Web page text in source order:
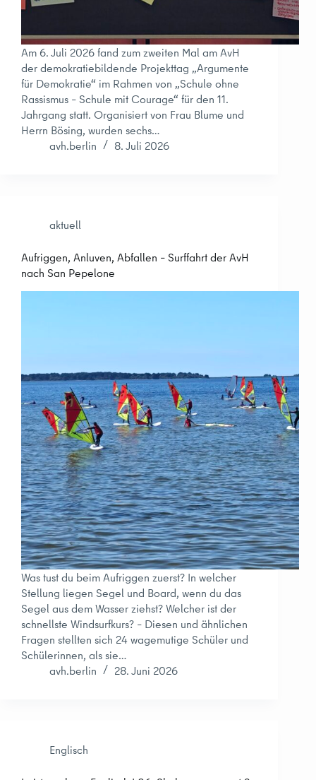
Am 6. Juli 2026 fand zum zweiten Mal am AvH
der demokratiebildende Projekttag „Argumente
für Demokratie“ im Rahmen von „Schule ohne
Rassismus – Schule mit Courage“ für den 11.
Jahrgang statt. Organisiert von Frau Blume und
Herrn Bösing, wurden sechs…
avh.berlin
8. Juli 2026
aktuell
Aufriggen, Anluven, Abfallen – Surffahrt der AvH
nach San Pepelone
Was tust du beim Aufriggen zuerst? In welcher
Stellung liegen Segel und Board, wenn du das
Segel aus dem Wasser ziehst? Welcher ist der
schnellste Windsurfkurs? – Diesen und ähnlichen
Fragen stellten sich 24 wagemutige Schüler und
Schülerinnen, als sie…
avh.berlin
28. Juni 2026
Englisch